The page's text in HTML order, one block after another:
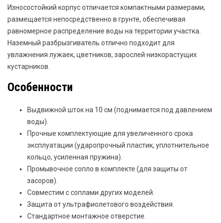
Износостойкий корпус отличается компактными размерами,
размещается непосредственно в грунте, обеспечивая
равномерное распределение воды на территории участка.
Наземный разбрызгиватель отлично подходит для
увлажнения лужаек, цветников, зарослей низкорастущих
кустарников.
Особенности
Выдвижной шток на 10 см (поднимается под давлением
воды).
Прочные комплектующие для увеличенного срока
эксплуатации (ударопрочный пластик, уплотнительное
кольцо, усиленная пружина).
Промывочное сопло в комплекте (для защиты от
засоров).
Совместим с соплами других моделей.
Защита от ультрафиолетового воздействия.
Стандартное монтажное отверстие.